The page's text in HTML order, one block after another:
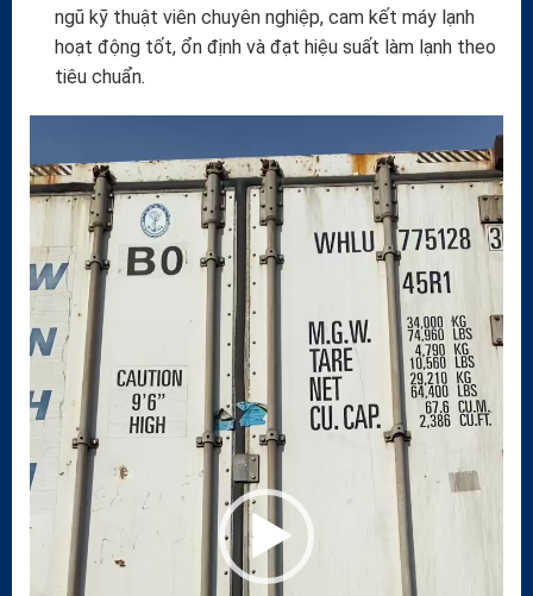
ngũ kỹ thuật viên chuyên nghiệp, cam kết máy lạnh
hoạt động tốt, ổn định và đạt hiệu suất làm lạnh theo
tiêu chuẩn.
chơi
Video